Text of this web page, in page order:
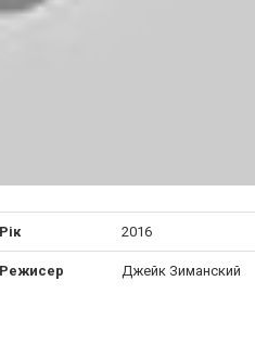
Рік 2016
Режисер Джейк Зиманский